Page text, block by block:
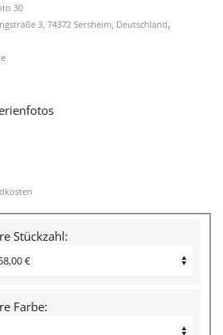
30
3, 74372 Sersheim, Deutschland,
Stückzahl:
Farbe: